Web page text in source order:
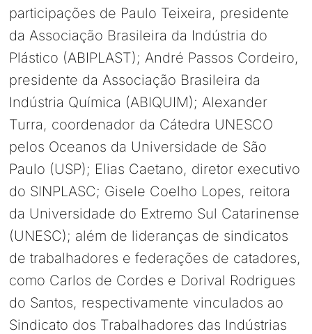
participações de Paulo Teixeira, presidente
da Associação Brasileira da Indústria do
Plástico (ABIPLAST); André Passos Cordeiro,
presidente da Associação Brasileira da
Indústria Química (ABIQUIM); Alexander
Turra, coordenador da Cátedra UNESCO
pelos Oceanos da Universidade de São
Paulo (USP); Elias Caetano, diretor executivo
do SINPLASC; Gisele Coelho Lopes, reitora
da Universidade do Extremo Sul Catarinense
(UNESC); além de lideranças de sindicatos
de trabalhadores e federações de catadores,
como Carlos de Cordes e Dorival Rodrigues
do Santos, respectivamente vinculados ao
Sindicato dos Trabalhadores das Indústrias